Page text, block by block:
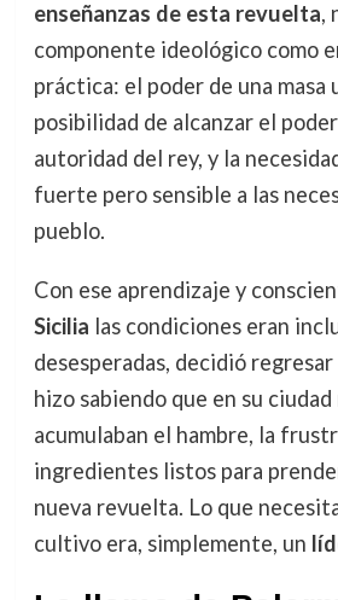
enseñanzas de esta revuelta,
componente ideológico como
práctica: el poder de una masa
posibilidad de alcanzar el
autoridad del rey, y la
fuerte pero sensible a las
pueblo.
Con ese aprendizaje y
Sicilia las condiciones eran
desesperadas, decidió regresar
hizo sabiendo que en su
acumulaban el hambre, la
ingredientes listos para
nueva revuelta. Lo que
cultivo era, simplemente, un